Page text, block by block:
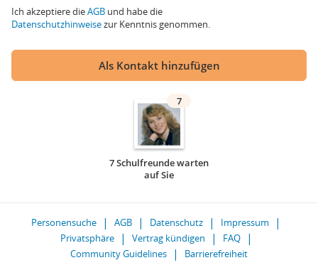
Ich akzeptiere dieAGB und habe die
Datenschutzhinweisezur Kenntnis genommen.
Als Kontakt hinzufügen
7
7 Schulfreunde warten
auf Sie
Personensuche AGB Datenschutz
Impressum
Privatsphäre
Vertrag kündigen
FAQ
Community Guidelines
Barrierefreiheit